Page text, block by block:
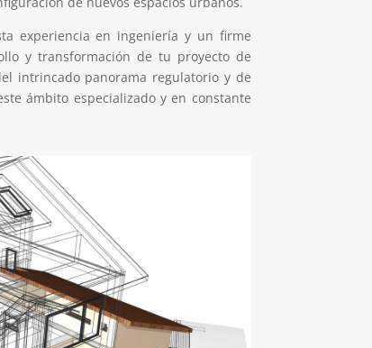
experiencia en ingeniería y un firme
y transformación de tu proyecto de
intrincado panorama regulatorio y de
ámbito especializado y en constante